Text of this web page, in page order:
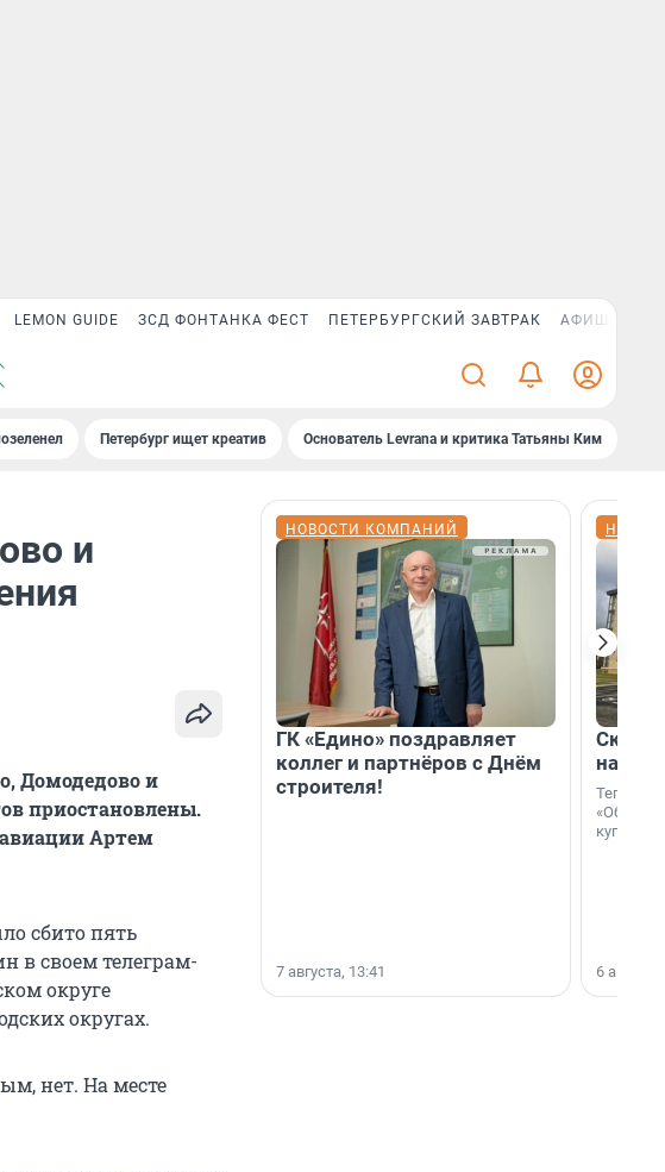
LEMON GUIDE ЗСД ФОНТАНКА ФЕСТ ПЕТЕРБУРГСКИЙ ЗАВТРАК АФИША PLUS
Петербург ищет креатив Основатель Levrana и критика Татьяны Ким
и
Домодедово и
приостановлены.
Артем
сбито пять
в своем телеграм-
округе
округах.
нет. На месте
НОВОСТИ КОМПАНИЙ
ГК «Едино» поздравляет
коллег и партнёров с Днём
строителя!
7 августа, 13:41
на
Теперь
купить
6